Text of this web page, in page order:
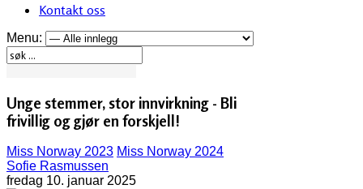
Kontakt oss
Menu:
Unge stemmer, stor innvirkning - Bli
frivillig og gjør en forskjell!
Miss Norway 2023 Miss Norway 2024
Sofie Rasmussen
fredag 10. januar 2025